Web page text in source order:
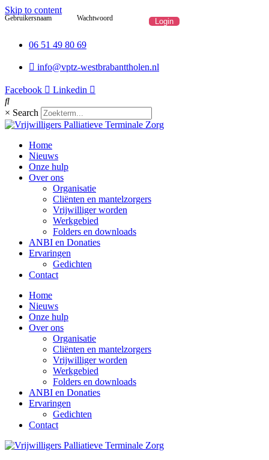
Skip to content
Gebruikersnaam Wachtwoord
06 51 49 80 69
info@vptz-westbrabanttholen.nl
Facebook Linkedin
× Search
Home
Nieuws
Onze hulp
Over ons
Organisatie
Cliënten en mantelzorgers
Vrijwilliger worden
Werkgebied
Folders en downloads
ANBI en Donaties
Ervaringen
Gedichten
Contact
Home
Nieuws
Onze hulp
Over ons
Organisatie
Cliënten en mantelzorgers
Vrijwilliger worden
Werkgebied
Folders en downloads
ANBI en Donaties
Ervaringen
Gedichten
Contact